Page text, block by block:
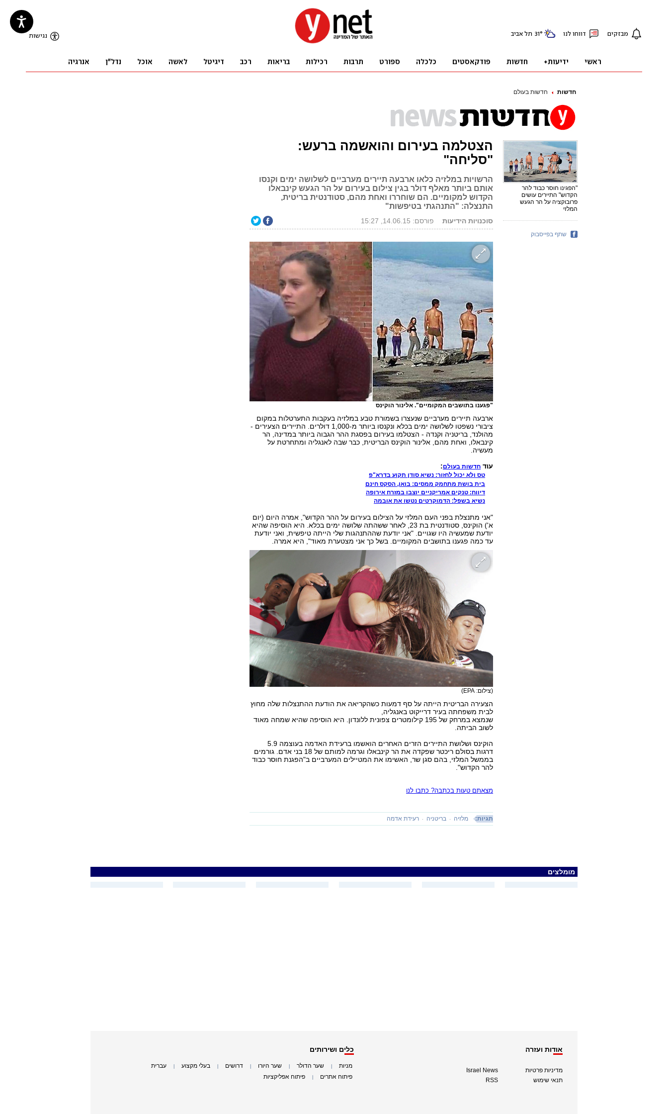
חדשות חדשות בעולם
הצטלמה בעירום והואשמה ברעש:
"סליחה"
הרשויות במלזיה כלאו ארבעה תיירים מערביים לשלושה ימים וקנסו
אותם ביותר מאלף דולר בגין צילום בעירום על הר הגעש קינבאלו
הקדוש למקומיים. הם שוחררו ואחת מהם, סטודנטית בריטית,
התנצלה: "התנהגתי בטיפשות"
סוכנויות הידיעות פורסם: 14.06.15, 15:27
"פגענו בתושבים המקומיים". אלינור הוקינס
ארבעה תיירים מערביים שנעצרו בשמורת טבע במלזיה בעקבות התערטלות במקום
ציבורי נשפטו לשלושה ימים בכלא ונקנסו ביותר מ-1,000 דולרים. התיירים הצעירים -
מהולנד, בריטניה וקנדה - הצטלמו בעירום בפסגת ההר הגבוה ביותר במדינה, הר
קינבאלו, ואחת מהם, אלינור הוקינס הבריטית, כבר שבה לאנגליה ומתחרטת על
מעשיה.
עוד חדשות בעולם:
טס ולא יכול לחזור: נשיא סודן תקוע בדרא"פ
בית בושת מתחמק ממסים: בואו, הסקס חינם
דיווח: טנקים אמריקניים יוצבו במזרח אירופה
נשיא בשפל: הדמוקרטים נטשו את אובמה
"אני מתנצלת בפני העם המלזי על הצילום בעירום על ההר הקדוש", אמרה היום (יום
א') הוקינס, סטודנטית בת 23, לאחר ששהתה שלושה ימים בכלא. היא הוסיפה שהיא
יודעת שמעשיה היו שגויים. "אני יודעת שההתנהגות שלי הייתה טיפשית, ואני יודעת
עד כמה פגענו בתושבים המקומיים. בשל כך אני מצטערת מאוד", היא אמרה.
(צילום: EPA)
הצעירה הבריטית הייתה על סף דמעות כשהקריאה את הודעת ההתנצלות שלה מחוץ
לבית משפחתה בעיר דרייקוט באנגליה,
שנמצא במרחק של 195 קילומטרים צפונית ללונדון. היא הוסיפה שהיא שמחה מאוד
לשוב הביתה.
הוקינס ושלושת התיירים הזרים האחרים הואשמו ברעידת האדמה בעוצמה 5.9
דרגות בסולם ריכטר שפקדה את הר קינבאלו וגרמה למותם של 18 בני אדם. גורמים
בממשל המלזי, בהם סגן שר, האשימו את המטיילים המערביים ב"הפגנת חוסר כבוד
להר הקדוש".
מצאתם טעות בכתבה? כתבו לנו
תגיות: מלזיה בריטניה רעידת אדמה
"הפגינו חוסר כבוד להר
הקדוש" התיירים עושים
פרובוקציה על הר הגעש
המלזי
שתף בפייסבוק
מומלצים
אודות ועזרה
מדיניות פרטיות
תנאי שימוש
Israel News
RSS
כלים ושירותים
מניות שער הדולר שער היורו דרושים בעלי מקצוע עברית
פיתוח אתרים פיתוח אפליקציות